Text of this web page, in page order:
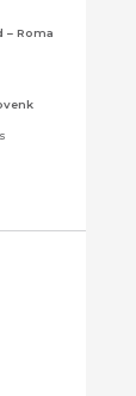
– Roma
-